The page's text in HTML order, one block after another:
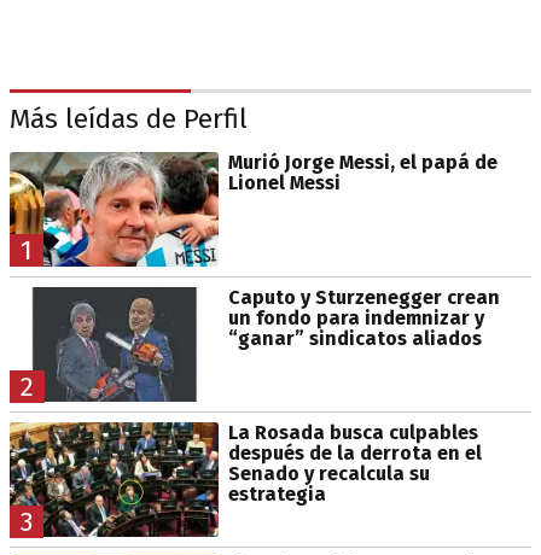
Más leídas de Perfil
1
Murió Jorge Messi, el papá de
Lionel Messi
2
Caputo y Sturzenegger crean
un fondo para indemnizar y
“ganar” sindicatos aliados
3
La Rosada busca culpables
después de la derrota en el
Senado y recalcula su
estrategia